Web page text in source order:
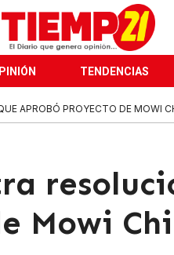
TENDENCIAS
APROBÓ PROYECTO DE MOWI
Mowi